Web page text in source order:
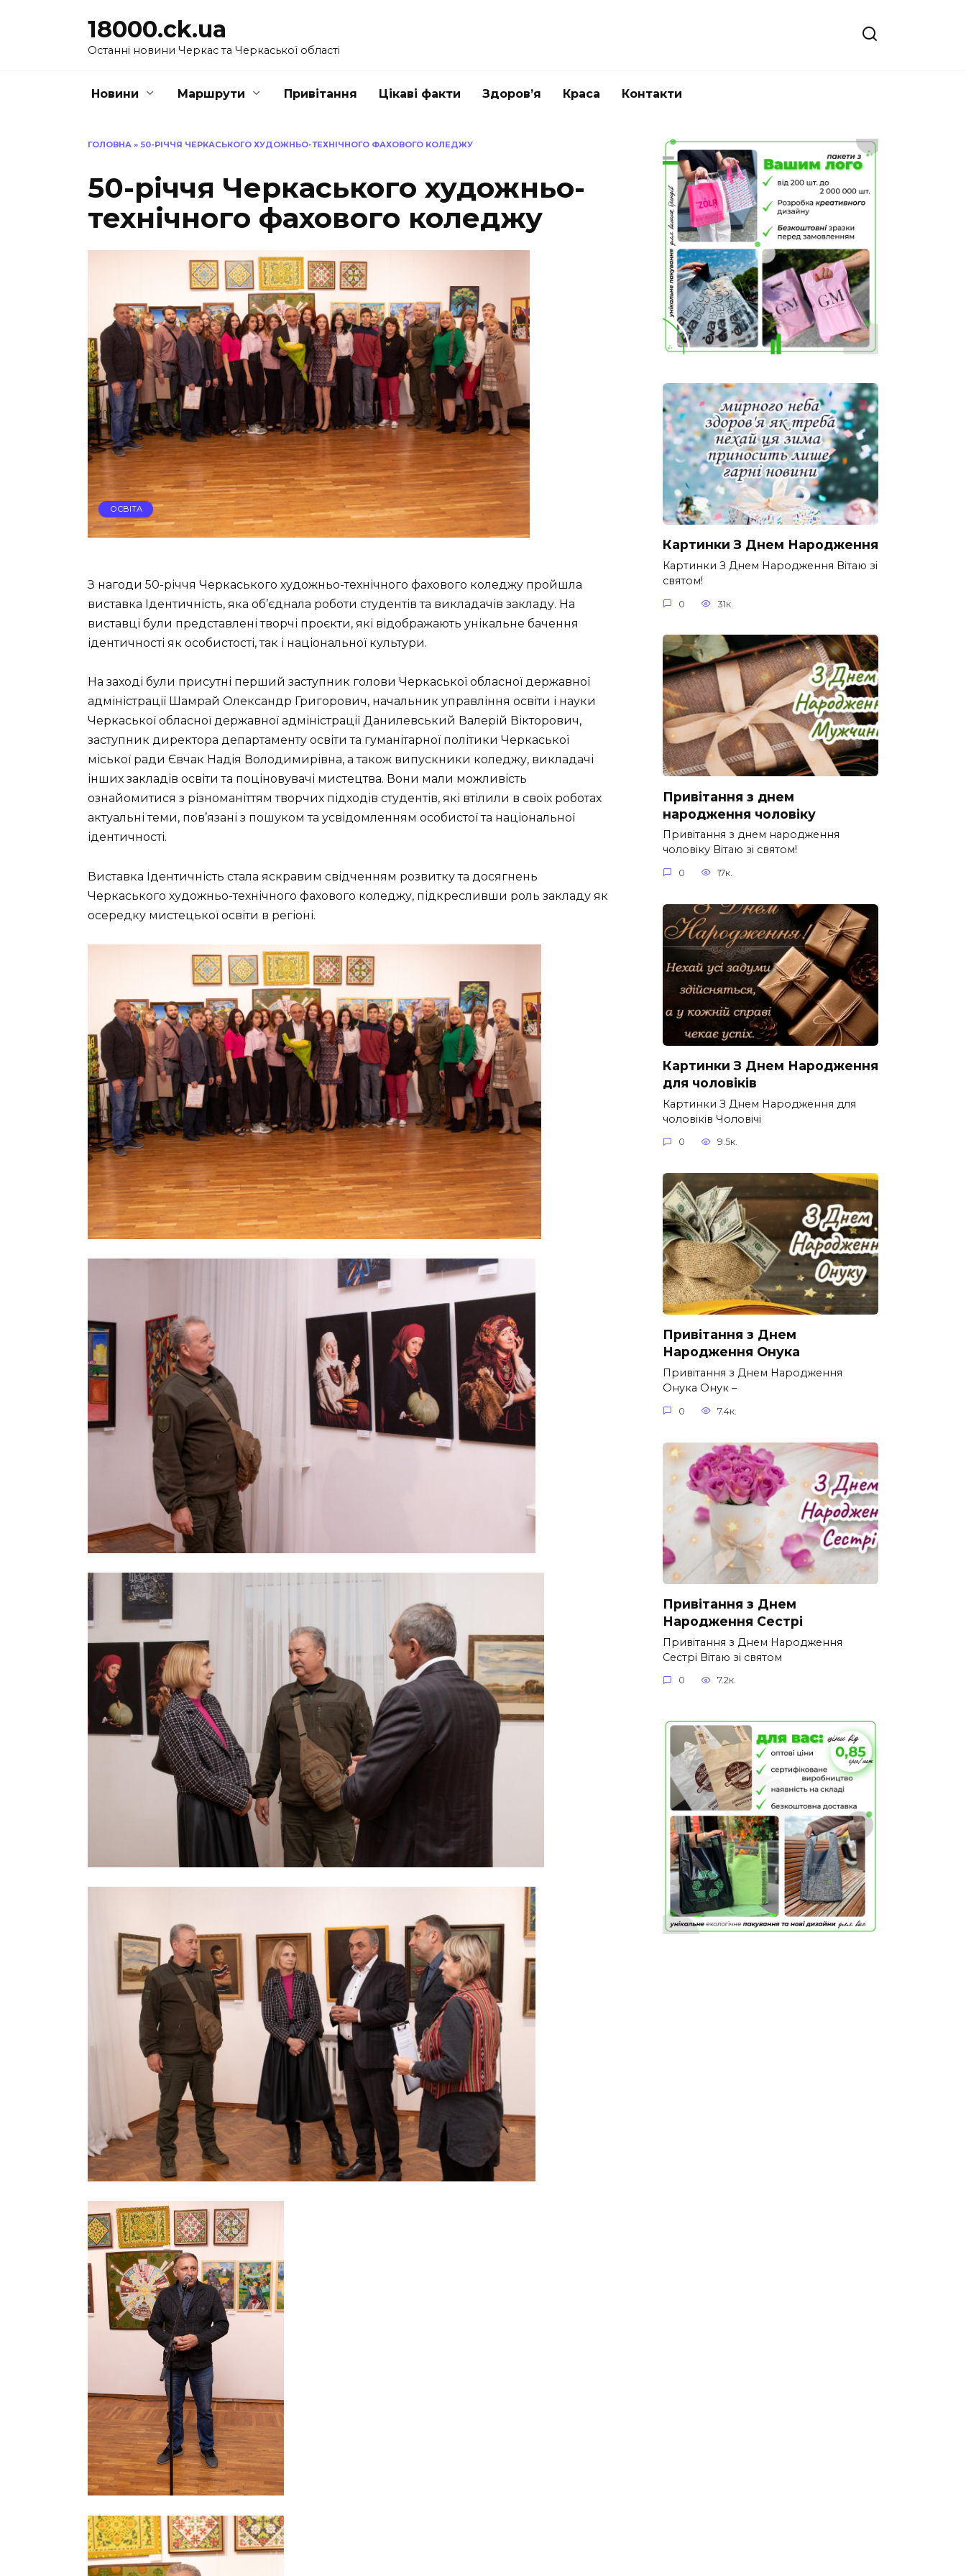
18000.ck.ua
Останні новини Черкас та Черкаської області
Новини Маршрути Привітання Цікаві факти Здоров’я Краса Контакти
ГОЛОВНА » 50-РІЧЧЯ ЧЕРКАСЬКОГО ХУДОЖНЬО-ТЕХНІЧНОГО ФАХОВОГО КОЛЕДЖУ
50-річчя Черкаського художньо-
технічного фахового коледжу
ОСВІТА
З нагоди 50-річчя Черкаського художньо-технічного фахового коледжу пройшла
виставка Ідентичність, яка об’єднала роботи студентів та викладачів закладу. На
виставці були представлені творчі проєкти, які відображають унікальне бачення
ідентичності як особистості, так і національної культури.
На заході були присутні перший заступник голови Черкаської обласної державної
адміністрації Шамрай Олександр Григорович, начальник управління освіти і науки
Черкаської обласної державної адміністрації Данилевський Валерій Вікторович,
заступник директора департаменту освіти та гуманітарної політики Черкаської
міської ради Євчак Надія Володимирівна, а також випускники коледжу, викладачі
інших закладів освіти та поціновувачі мистецтва. Вони мали можливість
ознайомитися з різноманіттям творчих підходів студентів, які втілили в своїх роботах
актуальні теми, пов’язані з пошуком та усвідомленням особистої та національної
ідентичності.
Виставка Ідентичність стала яскравим свідченням розвитку та досягнень
Черкаського художньо-технічного фахового коледжу, підкресливши роль закладу як
осередку мистецької освіти в регіоні.
Картинки З Днем Народження
Картинки З Днем Народження Вітаю зі
святом!
0 31к.
Привітання з днем
народження чоловіку
Привітання з днем народження
чоловіку Вітаю зі святом!
0 17к.
Картинки З Днем Народження
для чоловіків​
Картинки З Днем Народження для
чоловіків​ Чоловічі
0 9.5к.
Привітання з Днем
Народження Онука
Привітання з Днем Народження
Онука Онук –
0 7.4к.
Привітання з Днем
Народження Сестрі
Привітання з Днем Народження
Сестрі Вітаю зі святом
0 7.2к.